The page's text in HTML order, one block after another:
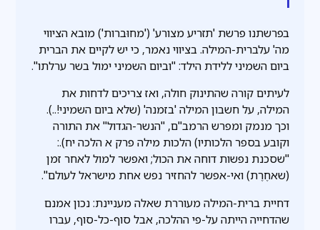
בפרשתנו פרשת 'תזריע מצורע' ('מחוּברות') מובא הציווי
מה' עלברית-המילה. בציווי נאמר, כי יש לקיים את הברית
ביום השמיני ללידת הילד: "וביום השמיני ימול בשר ערלתו".
לעיתים קורה שהתינוק חולה, ואז צריכים לדחות את
המילה, על חשבון המילה 'בזמנה' (שלא ביום השמיני!..).
וכך מנמק ומפרש הרמב"ם, "הנשר-הגדול" את התורה
וקובע בספר הלכותיו) הלכות מילה פרק א הלכה יח).:
"שסכנת נפשות דוחה את הכול; ואפשר למול לאחר זמן
(שאחֶרֶת) ואי-אפשר להחזיר נפש אחת מישראל לעולם".
דחיית ברית-המילה מעוררת שאלה מעניינת: נכון אמנם
שהדחייה הייתה על-פי ההלכה, אבל סוף-כל-סוף, עברו